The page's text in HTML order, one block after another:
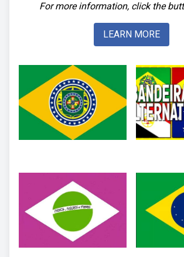
For more information, click the
LEARN MORE